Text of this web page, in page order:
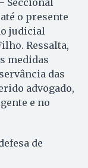
o presente
judicial
Ressalta,
medidas
das
advogado,
e no
de